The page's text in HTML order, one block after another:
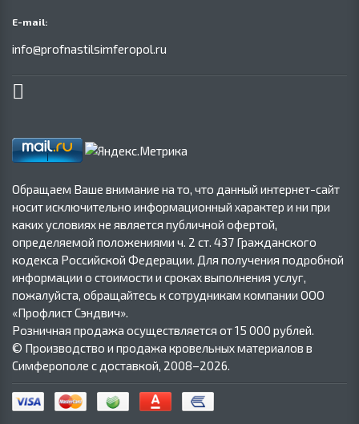
E-mail:
info@profnastilsimferopol.ru
Обращаем Ваше внимание на то, что данный интернет-сайт
носит исключительно информационный характер и ни при
каких условиях не является публичной офертой,
определяемой положениями ч. 2 ст. 437 Гражданского
кодекса Российской Федерации. Для получения подробной
информации о стоимости и сроках выполнения услуг,
пожалуйста, обращайтесь к сотрудникам компании ООО
«Профлист Сэндвич».
Розничная продажа осуществляется от 15 000 рублей.
© Производство и продажа кровельных материалов в
Симферополе с доставкой, 2008–2026.